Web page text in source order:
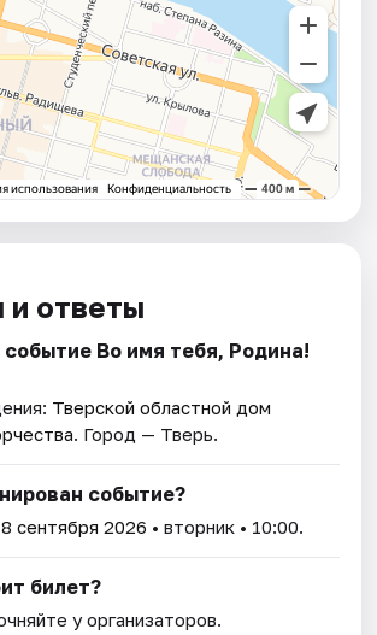
и ответы
событие Во имя тебя, Родина!
Тверской областной дом
. Город — Тверь.
событие?
8 сентября 2026 • вторник • 10:00.
билет?
у организаторов.